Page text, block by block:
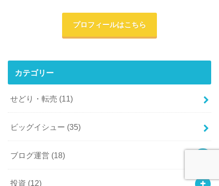
プロフィールはこちら
カテゴリー
せどり・転売 (11)
ビッグイシュー (35)
ブログ運営 (18)
投資 (12)